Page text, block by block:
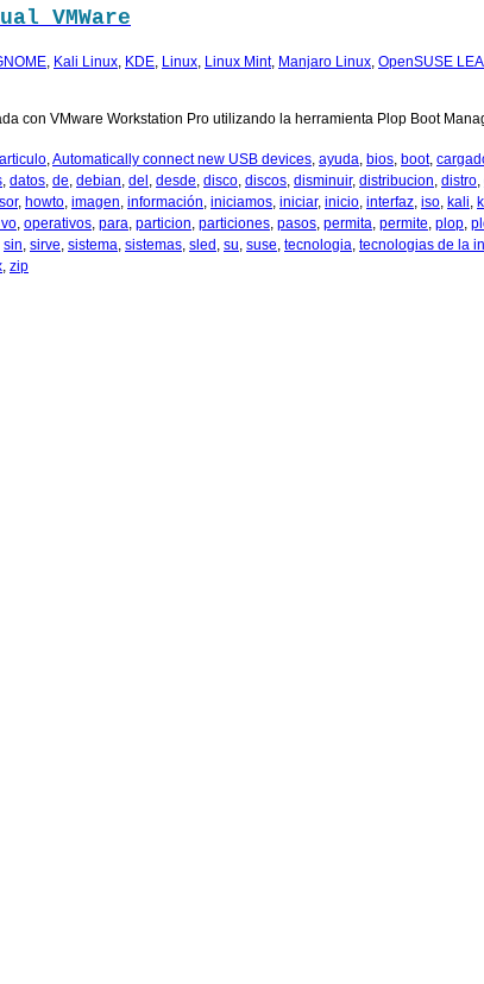
VMWare
, Kali Linux, KDE, Linux, Linux Mint, Manjaro Linux, OpenSUSE
con VMware Workstation Pro utilizando la herramienta Plop Boot
articulo,Automatically connect new USB devices, ayuda, bios, boot,
, datos, de, debian, del , desde, disco, discos, disminuir, distribucion, distro,
, howto, imagen, información, iniciamos, iniciar, inicio, interfaz, iso, kali,
, operativos, para, particion, particiones, pasos, permita, permite, plop,
sin, sirve, sistema, sistemas, sled , su, suse, tecnologia, tecnologias de la
, zip